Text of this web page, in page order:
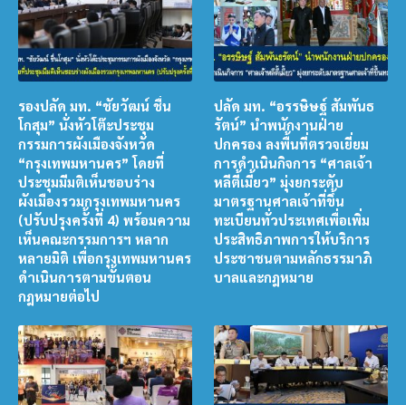
รองปลัด มท. “ชัยวัฒน์ ชื่น
โกสุม” นั่งหัวโต๊ะประชุม
กรรมการผังเมืองจังหวัด
“กรุงเทพมหานคร” โดยที่
ประชุมมีมติเห็นชอบร่าง
ผังเมืองรวมกรุงเทพมหานคร
(ปรับปรุงครั้งที่ 4) พร้อมความ
เห็นคณะกรรมการฯ หลาก
หลายมิติ เพื่อกรุงเทพมหานคร
ดำเนินการตามขั้นตอน
กฎหมายต่อไป
ปลัด มท. “อรรษิษฐ์ สัมพันธ
รัตน์” นำพนักงานฝ่าย
ปกครอง ลงพื้นที่ตรวจเยี่ยม
การดำเนินกิจการ “ศาลเจ้า
หลีตี้เมี้ยว” มุ่งยกระดับ
มาตรฐานศาลเจ้าที่ขึ้น
ทะเบียนทั่วประเทศเพื่อเพิ่ม
ประสิทธิภาพการให้บริการ
ประชาชนตามหลักธรรมาภิ
บาลและกฎหมาย